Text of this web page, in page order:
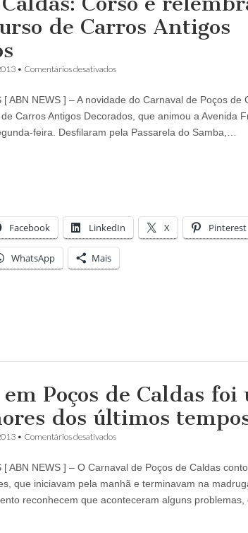
de Carros Antigos
• Comentários desativadosem
Caldas:
Corso
relembrado
[ ABN NEWS ] – A novidade do Carnaval de Poços de
Carros Antigos Decorados, que animou a Avenida
feira. Desfilaram pela Passarela do Samba,…
Facebook LinkedIn X Pinterest
WhatsApp Mais
Poços de Caldas foi
dos últimos
• Comentários desativadosem
Poços
de
foi
[ ABN NEWS ] – O Carnaval de Poços de Caldas
que iniciavam pela manhã e terminavam na
reconhecem que aconteceram alguns problemas,